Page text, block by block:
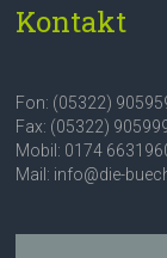
Kontakt
Fon: (05322)
Fax: (05322)
Mobil: 0174
Mail: info@die-